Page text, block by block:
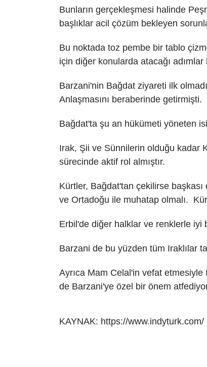
Bunların gerçekleşmesi halinde
başlıklar acil çözüm bekleyen
Bu noktada toz pembe bir tablo
için diğer konularda atacağı
Barzani'nin Bağdat ziyareti ilk
Anlaşmasını beraberinde getirmişti.
Bağdat'ta şu an hükümeti yöneten
Irak, Şii ve Sünnilerin olduğu kadar
sürecinde aktif rol almıştır.
Kürtler, Bağdat'tan çekilirse
ve Ortadoğu ile muhatap olmalı.
Erbil'de diğer halklar ve renklerle iyi
Barzani de bu yüzden tüm Iraklılar
Ayrıca Mam Celal'in vefat etmesiyle
de Barzani'ye özel bir önem
KAYNAK: https://www.indyturk.com/